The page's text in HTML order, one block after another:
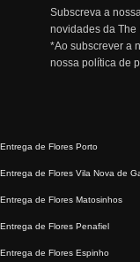
Subscreva a
novidades da The
*Ao subscrever a
nossa política de
Entrega de Flores Porto
Entrega de Flores Vila Nova de
Entrega de Flores Matosinhos
Entrega de Flores Penafiel
Entrega de Flores Espinho